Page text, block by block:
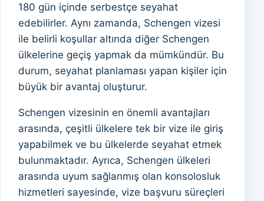
180 gün içinde serbestçe seyahat
edebilirler. Aynı zamanda, Schengen vizesi
ile belirli koşullar altında diğer Schengen
ülkelerine geçiş yapmak da mümkündür. Bu
durum, seyahat planlaması yapan kişiler için
büyük bir avantaj oluşturur.
Schengen vizesinin en önemli avantajları
arasında, çeşitli ülkelere tek bir vize ile giriş
yapabilmek ve bu ülkelerde seyahat etmek
bulunmaktadır. Ayrıca, Schengen ülkeleri
arasında uyum sağlanmış olan konsolosluk
hizmetleri sayesinde, vize başvuru süreçleri